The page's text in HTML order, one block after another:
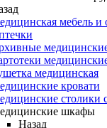
мебель и
медицинская
кровати
столики
шкафы
Назад